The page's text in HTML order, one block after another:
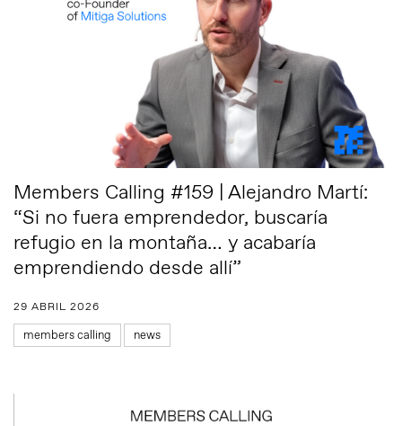
Members Calling #159 | Alejandro Martí:
“Si no fuera emprendedor, buscaría
refugio en la montaña… y acabaría
emprendiendo desde allí”
29 ABRIL 2026
members calling news